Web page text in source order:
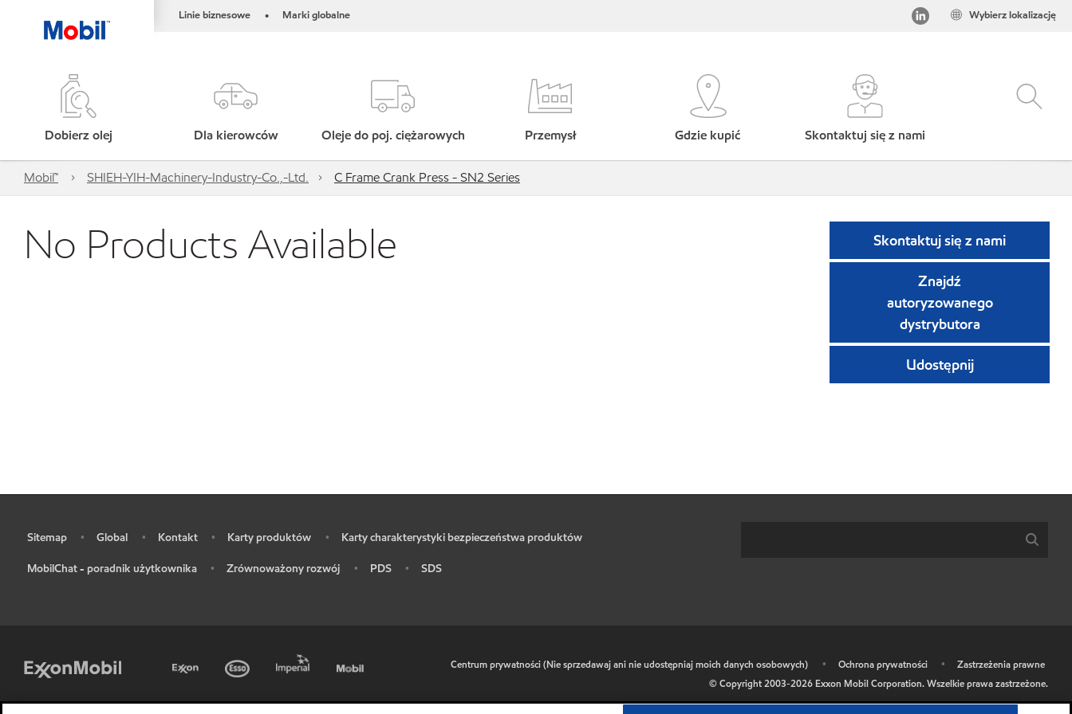
Linie biznesowe • Marki globalne Wybierz lokalizację
Dobierz olej Dla kierowców Oleje do poj. ciężarowych Przemysł Gdzie kupić Skontaktuj się z nami
Mobil™ SHIEH-YIH-Machinery-Industry-Co.,-Ltd. C Frame Crank Press - SN2 Series
No Products Available Skontaktuj się z nami
Znajdź
autoryzowanego
dystrybutora
Udostępnij
Sitemap • Global • Kontakt • Karty produktów • Karty charakterystyki bezpieczeństwa produktów
MobilChat - poradnik użytkownika • Zrównoważony rozwój • PDS • SDS
Centrum prywatności (Nie sprzedawaj ani nie udostępniaj moich danych osobowych) • Ochrona prywatności •
Zastrzeżenia prawne
© Copyright 2003-2026 Exxon Mobil Corporation. Wszelkie prawa zastrzeżone.